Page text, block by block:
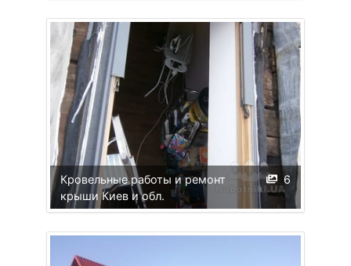
6
Кровельные работы и ремонт
крыши Киев и обл.